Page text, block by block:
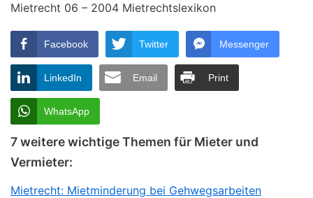
Mietrecht 06 – 2004 Mietrechtslexikon
Facebook Twitter Messenger
LinkedIn Email Print
WhatsApp
7 weitere wichtige Themen für Mieter und
Vermieter:
Mietrecht: Mietminderung bei Gehwegsarbeiten